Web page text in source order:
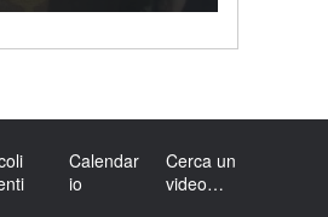
Calendar
io
Cerca un
video…